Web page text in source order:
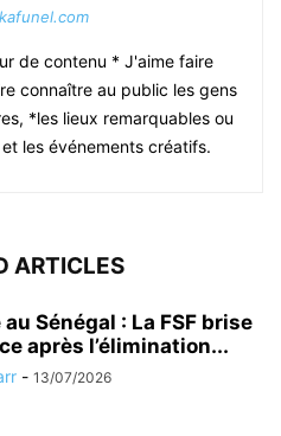
de contenu * J'aime faire
connaître au public les gens
*les lieux remarquables ou
les événements créatifs.
ARTICLES
Sénégal : La FSF brise
après l’élimination...
- 13/07/2026